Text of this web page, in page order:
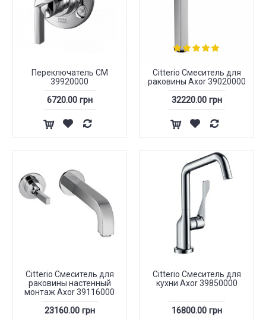
Переключатель СМ
39920000
6720.00 грн
Citterio Смеситель для
раковины Axor 39020000
32220.00 грн
Citterio Смеситель для
раковины настенный
монтаж Axor 39116000
23160.00 грн
Citterio Смеситель для
кухни Axor 39850000
16800.00 грн